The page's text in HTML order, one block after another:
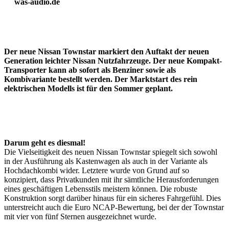
Der neue Nissan Townstar markiert den Auftakt der neuen
Generation leichter Nissan Nutzfahrzeuge. Der neue Kompakt-
Transporter kann ab sofort als Benziner sowie als
Kombivariante bestellt werden. Der Marktstart des rein
elektrischen Modells ist für den Sommer geplant.
Darum geht es diesmal!
Die Vielseitigkeit des neuen Nissan Townstar spiegelt sich sowohl
in der Ausführung als Kastenwagen als auch in der Variante als
Hochdachkombi wider. Letztere wurde von Grund auf so
konzipiert, dass Privatkunden mit ihr sämtliche Herausforderungen
eines geschäftigen Lebensstils meistern können. Die robuste
Konstruktion sorgt darüber hinaus für ein sicheres Fahrgefühl. Dies
unterstreicht auch die Euro NCAP-Bewertung, bei der der Townstar
mit vier von fünf Sternen ausgezeichnet wurde.